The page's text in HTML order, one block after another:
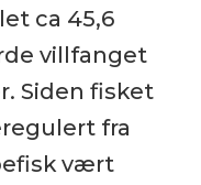
ca 45,6
villfanget
Siden fisket
fra
vært